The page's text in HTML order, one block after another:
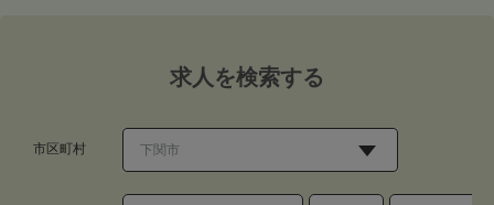
求人を検索する
市区町村